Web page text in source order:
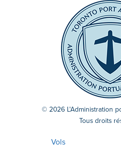
© 2026 L'Administration
Tous droits
Vols